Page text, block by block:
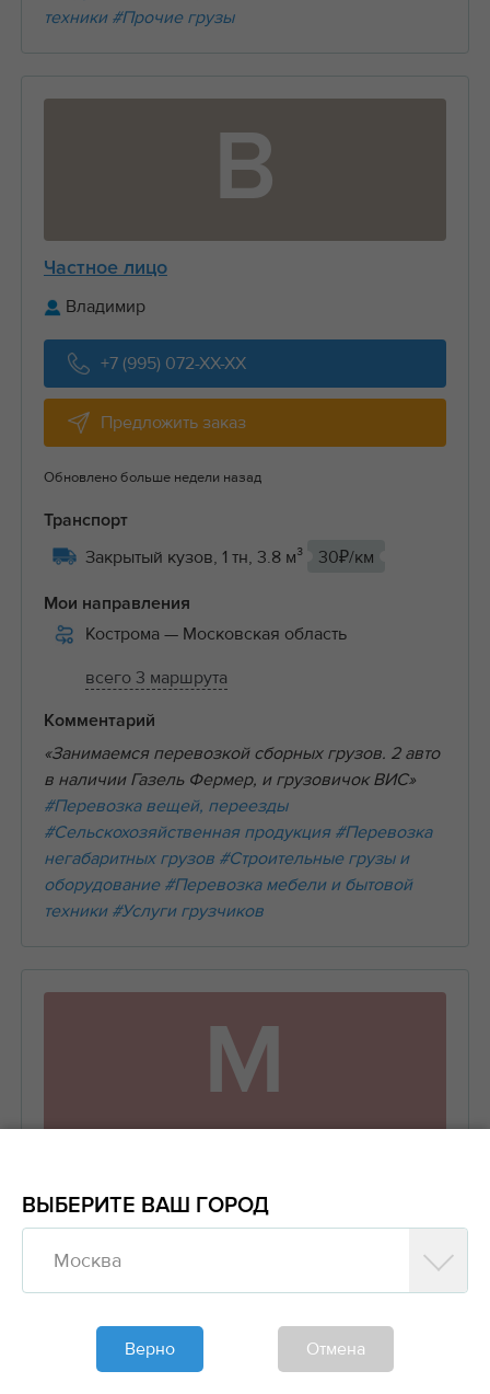
техники #Прочие грузы
В
Частное лицо
Владимир
+7 (995) 072-XX-XX
Предложить заказ
Обновлено больше недели назад
Транспорт
Закрытый кузов, 1 тн, 3.8 м³ 30₽/км
Мои направления
Кострома — Московская область
всего 3 маршрута
Комментарий
«Занимаемся перевозкой сборных грузов. 2 авто
в наличии Газель Фермер, и грузовичок ВИС»
#Перевозка вещей, переезды
#Сельскохозяйственная продукция #Перевозка
негабаритных грузов #Строительные грузы и
оборудование #Перевозка мебели и бытовой
техники #Услуги грузчиков
М
Михаил
+7 (910) 624-XX-XX
Обновлено больше недели назад
ВЫБЕРИТЕ ВАШ ГОРОД
Москва
Верно Отмена